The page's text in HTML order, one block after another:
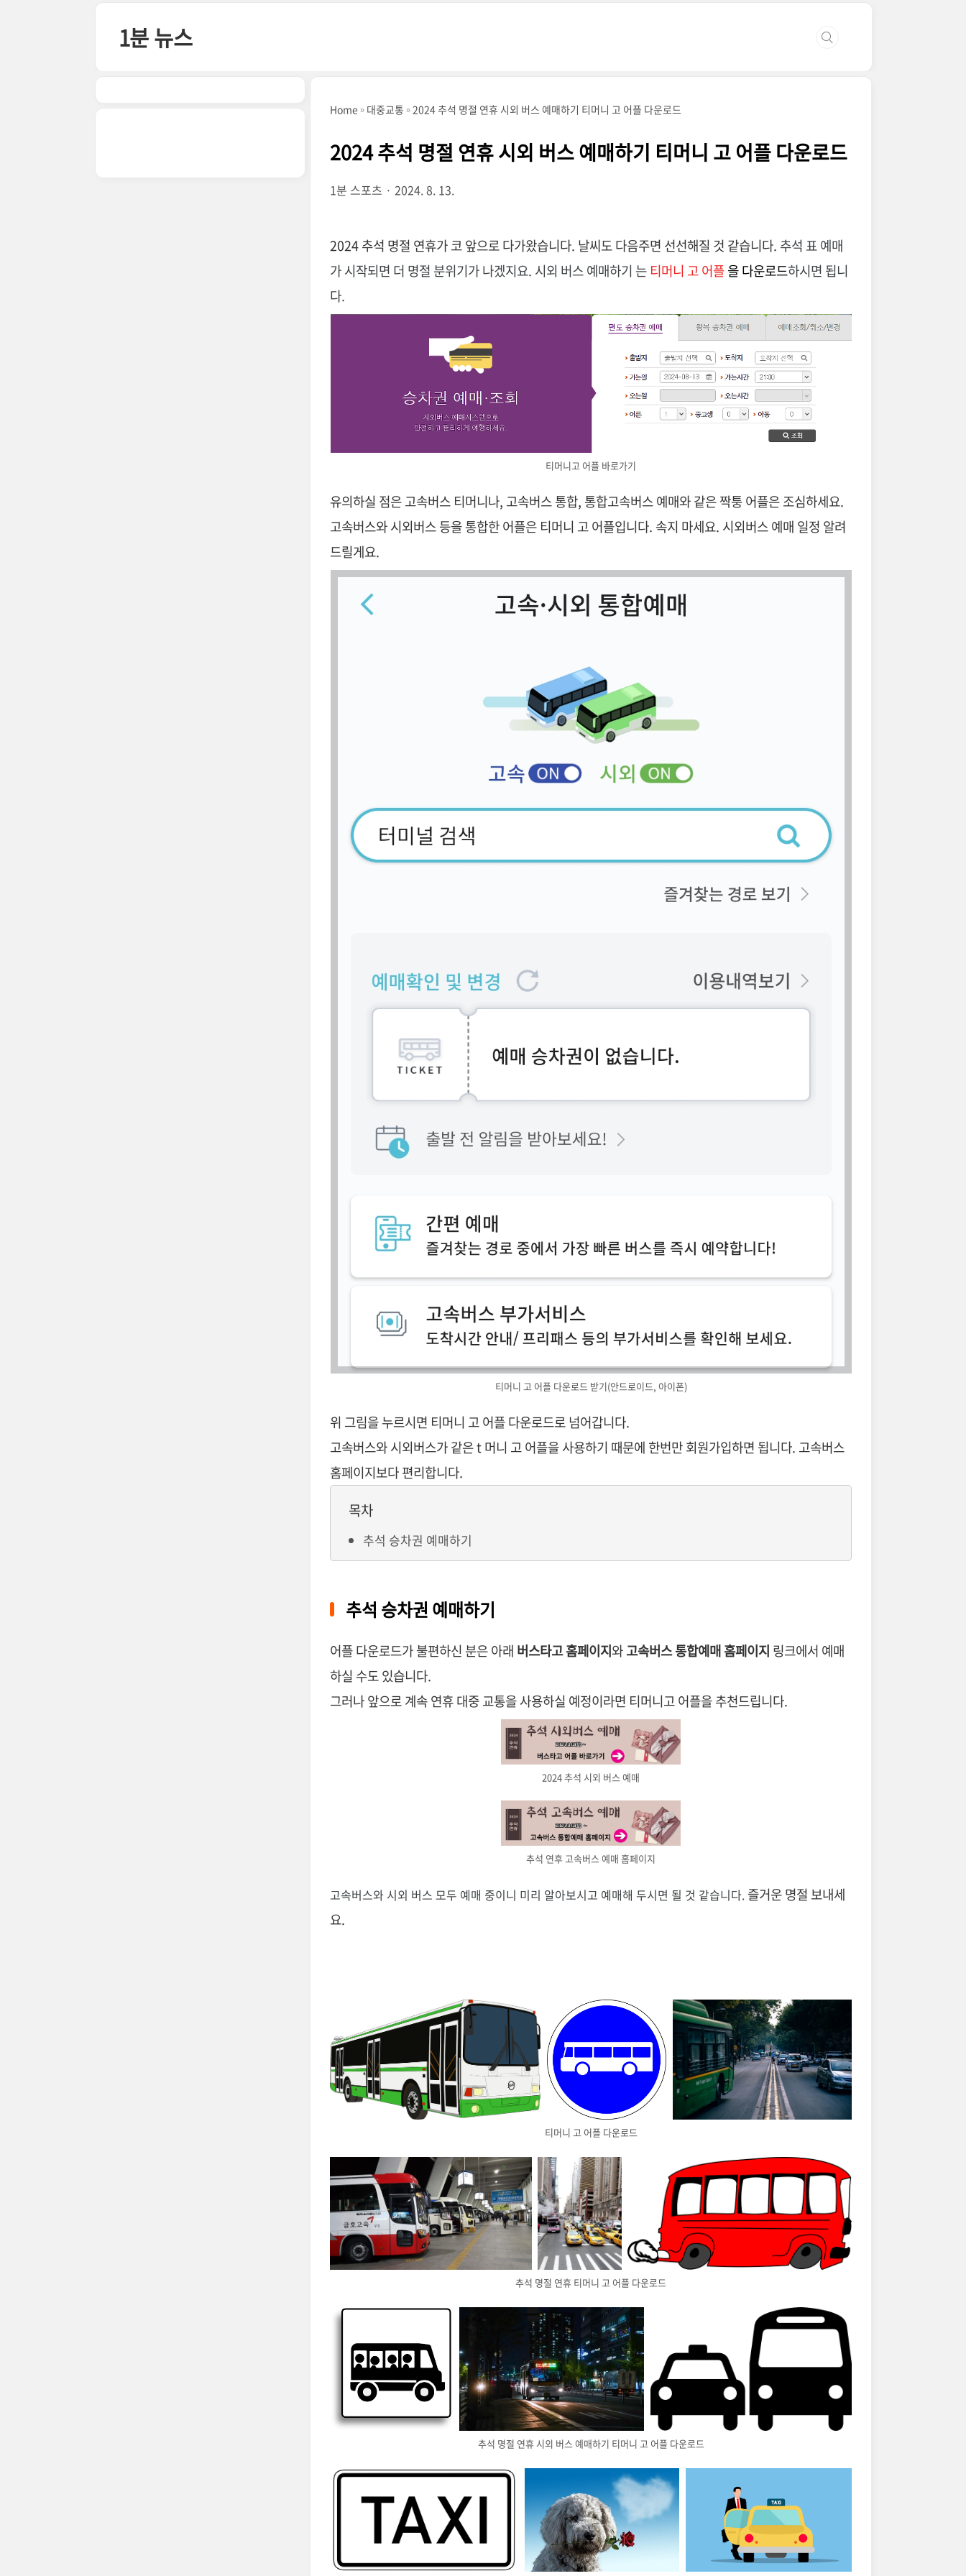
1분 뉴스
Home 대중교통 2024 추석 명절 연휴 시외 버스 예매하기 티머니 고 어플 다운로드
2024 추석 명절 연휴 시외 버스 예매하기 티머니 고 어플 다운로드
1분 스포츠 2024. 8. 13.
2024 추석 명절 연휴가 코 앞으로 다가왔습니다. 날씨도 다음주면 선선해질 것 같습니다. 추석 표 예매
가 시작되면 더 명절 분위기가 나겠지요. 시외 버스 예매하기 는 티머니 고 어플을다운로드하시면 됩니
다.
티머니고 어플 바로가기
유의하실 점은 고속버스 티머니나, 고속버스 통합, 통합고속버스 예매와 같은 짝퉁 어플은 조심하세요.
고속버스와 시외버스 등을 통합한 어플은 티머니 고 어플입니다. 속지 마세요. 시외버스 예매 일정 알려
드릴게요.
티머니 고 어플 다운로드 받기(안드로이드, 아이폰)
위 그림을 누르시면 티머니 고 어플 다운로드로 넘어갑니다.
고속버스와 시외버스가 같은 t 머니 고 어플을 사용하기 때문에 한번만 회원가입하면 됩니다. 고속버스
홈페이지보다 편리합니다.
목차
추석 승차권 예매하기
추석 승차권 예매하기
어플 다운로드가 불편하신 분은 아래 버스타고 홈페이지와고속버스 통합예매 홈페이지 링크에서 예매
하실 수도 있습니다.
그러나 앞으로 계속 연휴 대중 교통을 사용하실 예정이라면 티머니고 어플을 추천드립니다.
2024 추석 시외 버스 예매
추석 연후 고속버스 예매 홈페이지
고속버스와 시외 버스 모두 예매 중이니 미리 알아보시고 예매해 두시면 될 것 같습니다. 즐거운 명절 보내세
요.
티머니 고 어플 다운로드
추석 명절 연휴 티머니 고 어플 다운로드
추석 명절 연휴 시외 버스 예매하기 티머니 고 어플 다운로드